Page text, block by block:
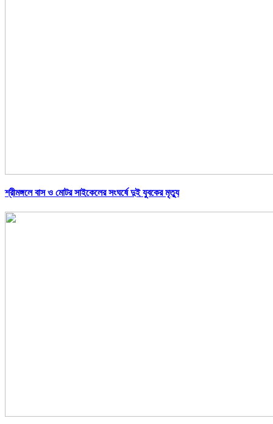
শ্রীমঙ্গলে বাস ও মোটর সাইকেলের সংঘর্ষে দুই যুবকের মৃত্যু